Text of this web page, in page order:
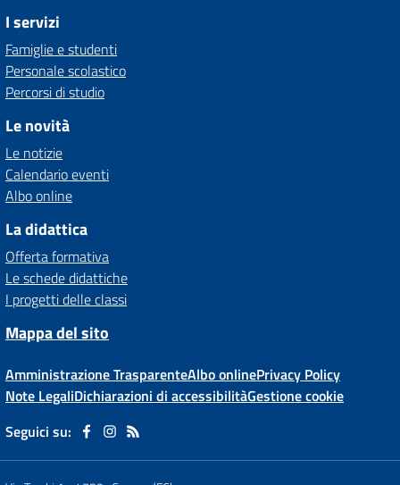
I servizi
Famiglie e studenti
Personale scolastico
Percorsi di studio
Le novità
Le notizie
Calendario eventi
Albo online
La didattica
Offerta formativa
Le schede didattiche
I progetti delle classi
Mappa del sito
Amministrazione TrasparenteAlbo onlinePrivacy Policy
Note LegaliDichiarazioni di accessibilitàGestione cookie
Seguici su: